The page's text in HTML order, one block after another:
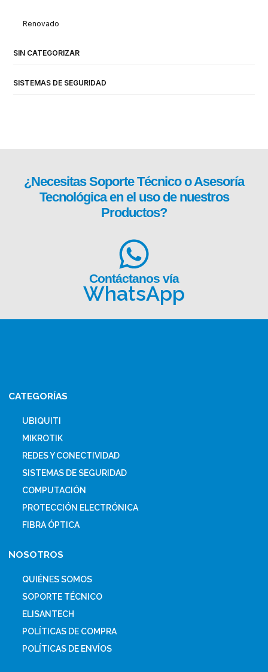
Renovado
SIN CATEGORIZAR
SISTEMAS DE SEGURIDAD
¿NecesitasSoporte Técnicoo Asesoría
Tecnológica en el uso de nuestros
Productos?
Contáctanos vía
WhatsApp
CATEGORÍAS
UBIQUITI
MIKROTIK
REDES Y CONECTIVIDAD
SISTEMAS DE SEGURIDAD
COMPUTACIÓN
PROTECCIÓN ELECTRÓNICA
FIBRA ÓPTICA
NOSOTROS
QUIÉNES SOMOS
SOPORTE TÉCNICO
ELISANTECH
POLÍTICAS DE COMPRA
POLÍTICAS DE ENVÍOS